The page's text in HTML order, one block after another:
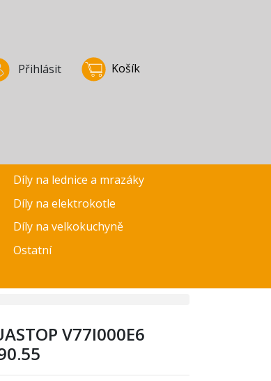
Přihlásit Košík
Díly na lednice a mrazáky
Díly na elektrokotle
Díly na velkokuchyně
Ostatní
V77I000E6